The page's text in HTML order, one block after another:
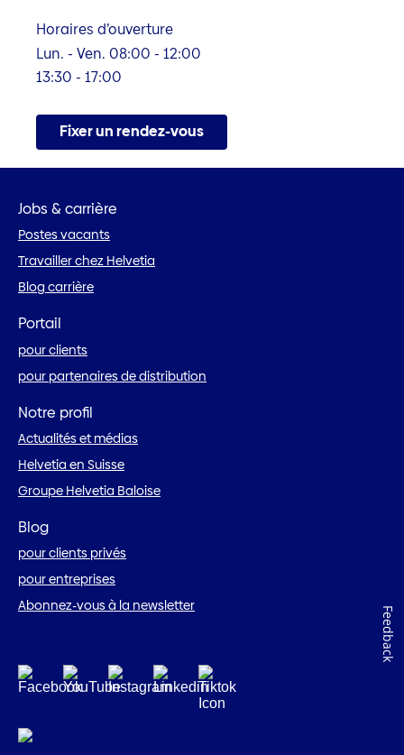
Horaires d’ouverture
Lun. - Ven. 08:00 - 12:00
13:30 - 17:00
Fixer un rendez-vous
Jobs & carrière
Postes vacants
Travailler chez Helvetia
Blog carrière
Portail
pour clients
pour partenaires de distribution
Notre profil
Actualités et médias
Helvetia en Suisse
Groupe Helvetia Baloise
Blog
pour clients privés
pour entreprises
Abonnez-vous à la newsletter
Feedback